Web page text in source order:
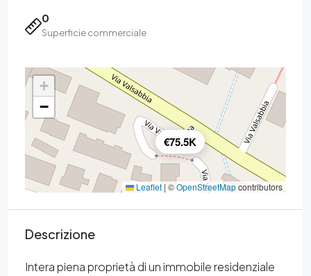
0
Superficie commerciale
€75.5K
+
−
Leaflet | ©OpenStreetMapcontributors
Descrizione
Intera piena proprietà di un immobile residenziale